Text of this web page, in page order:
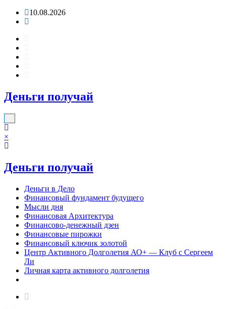
Перейти10.08.2026
Деньги получай
×
Деньги получай
Деньги в Дело
Финансовый фундамент будущего
Мысли дня
Финансовая Архитектура
Финансово-денежный дзен
Финансовые пирожки
Финансовый ключик золотой
Центр Активного Долголетия АО+ — Клуб с Сергеем
Ли
Личная карта активного долголетия